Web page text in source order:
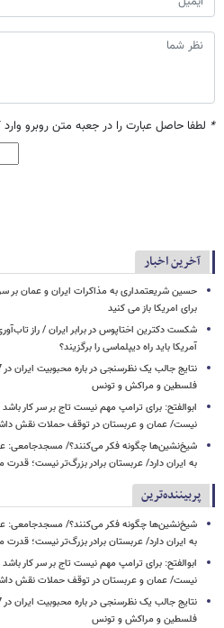
* لطفا حاصل عبارت را در جعبه متن روبرو وارد
آخرین اخبار
حسین شریعتمداری به مذاکرات ایران و عمان بر
برای امریکا باز می کنید
شکست دکترین اختاپوس در برابر ایران / راز
آمریکا باید راه دیپلماسی را برگزیند؟
فلسطین و مراکش و تونس
ابوالفتح: برای ترامپ مهم نیست تاج بر سر کار
نیست/ عمان و عربستان در توقف حملات نقش
شیخ‌نشین‌ها چگونه فکر می‌کنند؟/ مسجدجامعی:
به ایران دارد/ عربستان برادر بزرگ‌تر نیست؛
پربیننده‌ترین
شیخ‌نشین‌ها چگونه فکر می‌کنند؟/ مسجدجامعی:
به ایران دارد/ عربستان برادر بزرگ‌تر نیست؛
ابوالفتح: برای ترامپ مهم نیست تاج بر سر کار
نیست/ عمان و عربستان در توقف حملات نقش
فلسطین و مراکش و تونس